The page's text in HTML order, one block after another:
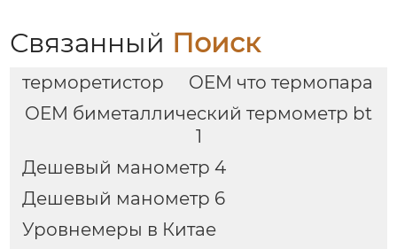
Связанный Поиск
терморетистор
OEM что термопара
OEM биметаллический термометр bt
1
Дешевый манометр 4
Дешевый манометр 6
Уровнемеры в Китае